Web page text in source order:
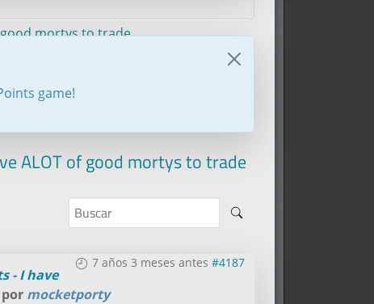
mortys to trade
game!
ALOT of good mortys to trade
7 años 3 meses antes #4187
- I have
mocketporty